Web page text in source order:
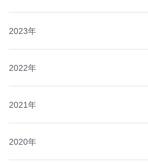
2023年
2022年
2021年
2020年